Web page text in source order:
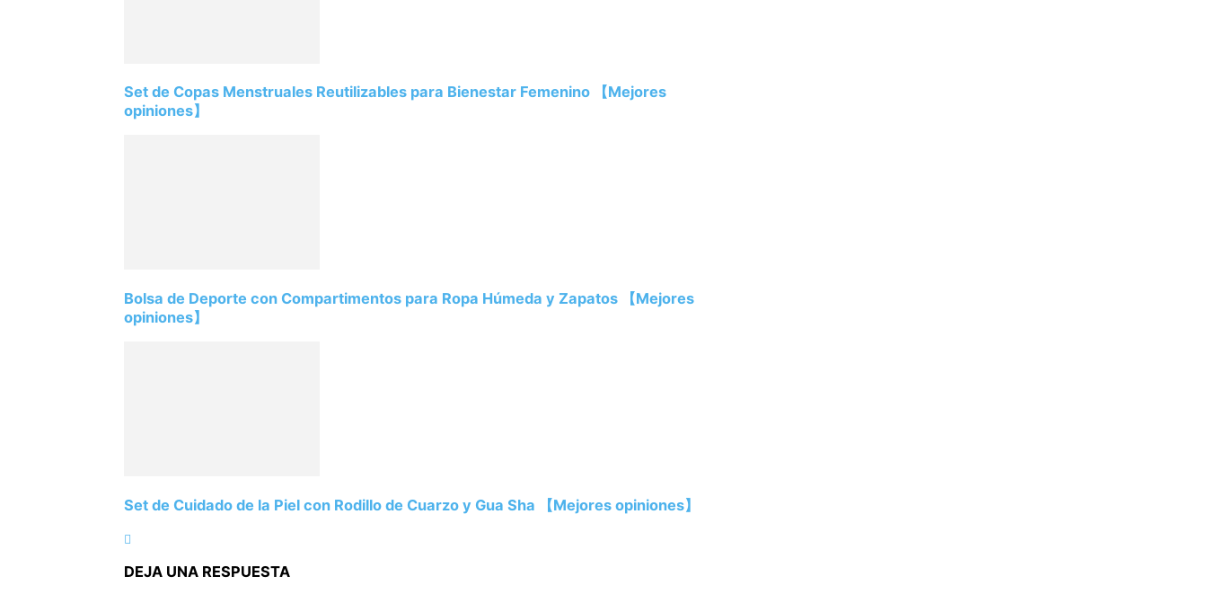
Set de Copas Menstruales Reutilizables para Bienestar Femenino 【Mejores
opiniones】
Bolsa de Deporte con Compartimentos para Ropa Húmeda y Zapatos 【Mejores
opiniones】
Set de Cuidado de la Piel con Rodillo de Cuarzo y Gua Sha 【Mejores opiniones】
DEJA UNA RESPUESTA